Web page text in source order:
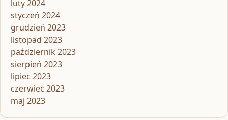
luty 2024
styczeń 2024
grudzień 2023
listopad 2023
październik 2023
sierpień 2023
lipiec 2023
czerwiec 2023
maj 2023